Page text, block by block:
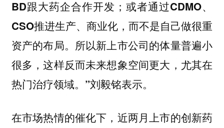
BD跟大药企合作开发；或者通过CDMO、
CSO推进生产、商业化，而不是自己做很重
资产的布局。所以新上市公司的体量普遍小
很多，这样反而未来想象空间更大，尤其在
热门治疗领域。”刘毅铭表示。
在市场热情的催化下，近两月上市的创新药